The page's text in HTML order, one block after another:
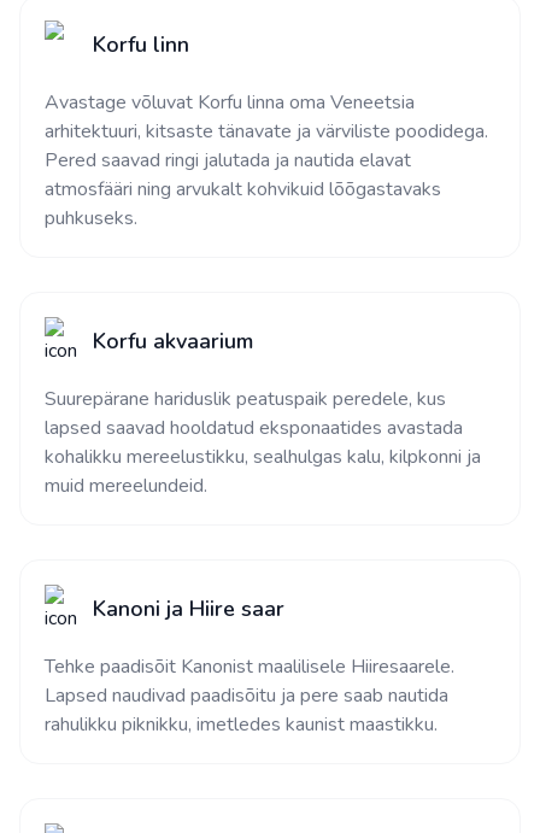
Korfu linn
Avastage võluvat Korfu linna oma Veneetsia
arhitektuuri, kitsaste tänavate ja värviliste poodidega.
Pered saavad ringi jalutada ja nautida elavat
atmosfääri ning arvukalt kohvikuid lõõgastavaks
puhkuseks.
Korfu akvaarium
Suurepärane hariduslik peatuspaik peredele, kus
lapsed saavad hooldatud eksponaatides avastada
kohalikku mereelustikku, sealhulgas kalu, kilpkonni ja
muid mereelundeid.
Kanoni ja Hiire saar
Tehke paadisõit Kanonist maalilisele Hiiresaarele.
Lapsed naudivad paadisõitu ja pere saab nautida
rahulikku piknikku, imetledes kaunist maastikku.